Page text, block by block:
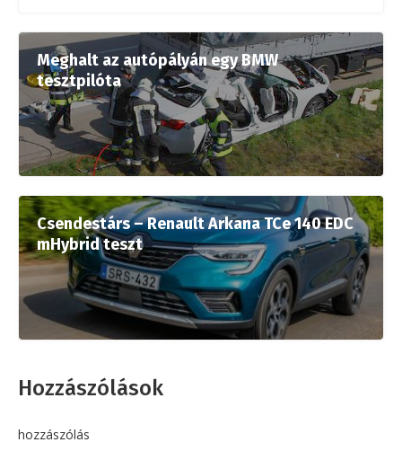
Meghalt az autópályán egy BMW
tesztpilóta
Csendestárs – Renault Arkana TCe 140 EDC
mHybrid teszt
Hozzászólások
hozzászólás